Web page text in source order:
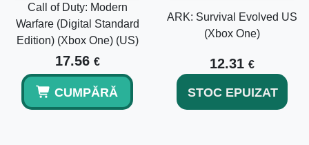
Call of Duty: Modern
Warfare (Digital Standard
Edition) (Xbox One) (US)
17.56 €
CUMPĂRĂ
ARK: Survival Evolved US
(Xbox One)
12.31 €
STOC EPUIZAT